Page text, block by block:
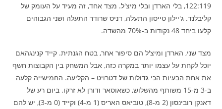
122:119, בלי הארדן ובלי מיצ'ל. מצד אחד, זה מעיד על העומק של
קליבלנד. ג'יילון טייסון התעלה, דניס שרודר התעלה ושני הגבוהים
קלעו ביחד 48 נקודות ב-70% מהשדה.
מצד שני, הארדן ומיצ'ל הם סיפור אחר, בטח הגנתית. קייד קנינגהאם
יוכל לקחת על עצמו יותר במקרה כזה, אבל המשחק בין הקבוצות חשף
את אחת הבעיות הכי גדולות של דטרויט – הקליעה. החמישייה קלעה
ב-3 מ-15 משותף מהשלוש, כשאוסאר ודורן לא זרקו. ביום רע של
דאנקן רובינסון (2 מ-8), טוביאס האריס (1 מ-4) וקייד (0 מ-3), יש להם